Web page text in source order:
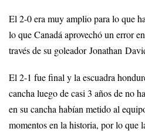
El 2-0 era muy amplio para lo que
lo que Canadá aprovechó un error
través de su goleador Jonathan
El 2-1 fue final y la escuadra
cancha luego de casi 3 años de no
en su cancha habían metido al
momentos en la historia, por lo que